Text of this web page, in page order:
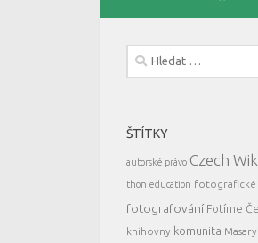
Vyhledávání
ŠTÍTKY
autorské právo Czech
thon education fotografické
fotografování Fotíme
knihovny komunita